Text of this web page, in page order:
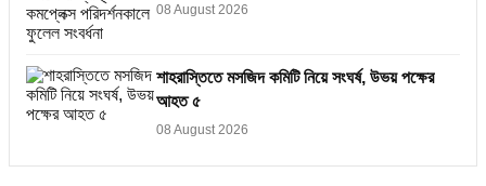
08 August 2026
শাহরাস্তিতে মসজিদ কমিটি নিয়ে সংঘর্ষ, উভয় পক্ষের
আহত ৫
08 August 2026